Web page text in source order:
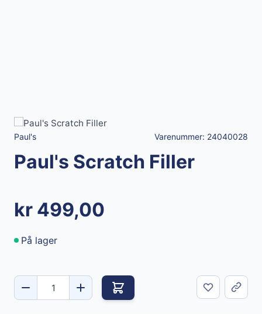
Paul's Varenummer: 24040028
Paul's Scratch Filler
kr 499,00
På lager
Del